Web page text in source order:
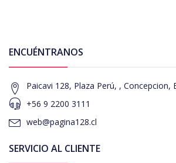
ENCUÉNTRANOS
Paicavi 128, Plaza Perú, , Concepcion,
+56 9 2200 3111
web@pagina128.cl
SERVICIO AL CLIENTE